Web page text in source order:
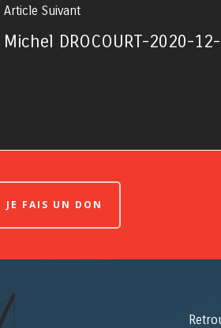
Article Suivant
Michel DROCOURT-2020-
JE FAIS UN DON